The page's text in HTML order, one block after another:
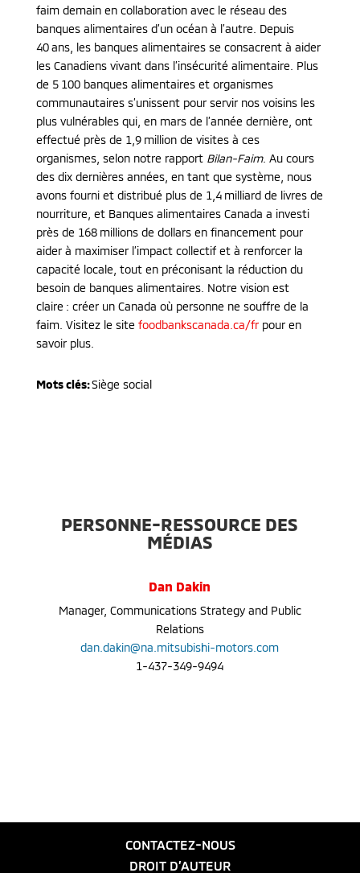
faim demain en collaboration avec le réseau des
banques alimentaires d’un océan à l’autre. Depuis
40 ans, les banques alimentaires se consacrent à aider
les Canadiens vivant dans l’insécurité alimentaire. Plus
de 5 100 banques alimentaires et organismes
communautaires s’unissent pour servir nos voisins les
plus vulnérables qui, en mars de l’année dernière, ont
effectué près de 1,9 million de visites à ces
organismes, selon notre rapport Bilan-Faim. Au cours
des dix dernières années, en tant que système, nous
avons fourni et distribué plus de 1,4 milliard de livres de
nourriture, et Banques alimentaires Canada a investi
près de 168 millions de dollars en financement pour
aider à maximiser l’impact collectif et à renforcer la
capacité locale, tout en préconisant la réduction du
besoin de banques alimentaires. Notre vision est
claire : créer un Canada où personne ne souffre de la
faim. Visitez le site foodbankscanada.ca/frpour en
savoir plus.
Mots clés:Siège social
PERSONNE-RESSOURCE DES
MÉDIAS
Dan Dakin
Manager, Communications Strategy and Public
Relations
dan.dakin@na.mitsubishi-motors.com
1-437-349-9494
CONTACTEZ-NOUS
DROIT D’AUTEUR